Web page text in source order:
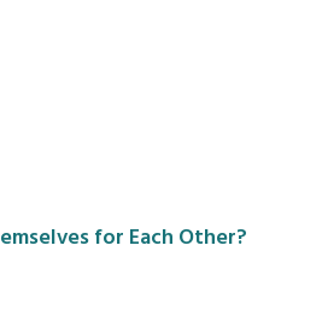
for Each Other?